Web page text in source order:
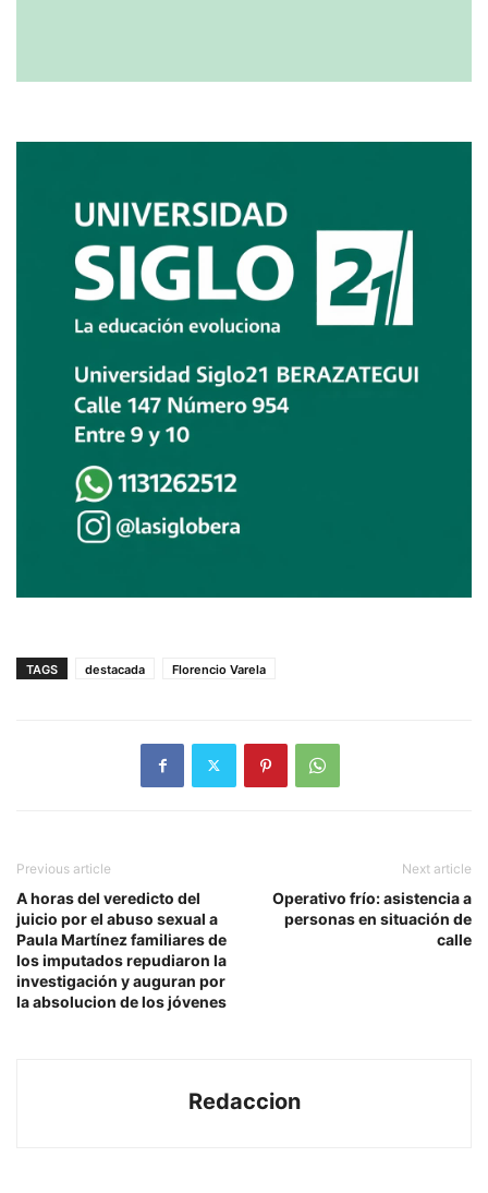
TAGS destacada Florencio Varela
Previous article
A horas del veredicto del
juicio por el abuso sexual a
Paula Martínez familiares de
los imputados repudiaron la
investigación y auguran por
la absolucion de los jóvenes
Next article
Operativo frío: asistencia a
personas en situación de
calle
Redaccion